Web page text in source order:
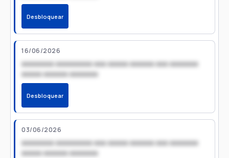
Desbloquear
16/06/2026
xxxxxxxx xxxxxxxxx xxx xxxxx xxxxxx xxx xxxxxxx
xxxxx xxxxxx xxxxxxx
Desbloquear
03/06/2026
xxxxxxxx xxxxxxxxx xxx xxxxx xxxxxx xxx xxxxxxx
xxxxx xxxxxx xxxxxxx